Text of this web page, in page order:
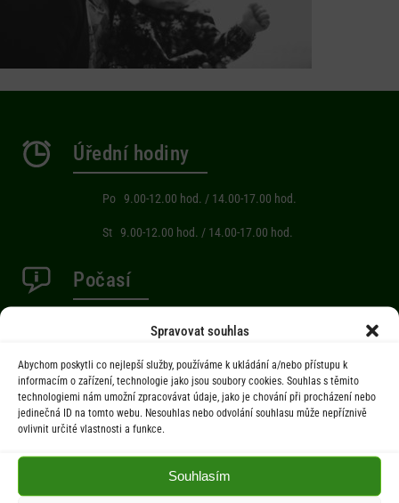
Spravovat souhlas
Abychom poskytli co nejlepší služby, používáme k ukládání a/nebo přístupu k
informacím o zařízení, technologie jako jsou soubory cookies. Souhlas s těmito
technologiemi nám umožní zpracovávat údaje, jako je chování při procházení nebo
jedinečná ID na tomto webu. Nesouhlas nebo odvolání souhlasu může nepříznivě
ovlivnit určité vlastnosti a funkce.
Souhlasím
Úřední hodiny
Po 9.00-12.00 hod. / 14.00-17.00 hod.
St 9.00-12.00 hod. / 14.00-17.00 hod.
Počasí
Aktuální informace o počasí z meteostanice (Brňov) vzdálené 2km od
Menu
Úřední deska